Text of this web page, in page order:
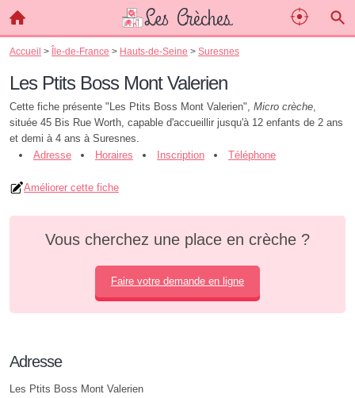
Accueil > Île-de-France > Hauts-de-Seine > Suresnes
Les Ptits Boss Mont Valerien
Cette fiche présente "Les Ptits Boss Mont Valerien", Micro crèche,
située 45 Bis Rue Worth, capable d'accueillir jusqu'à 12 enfants de 2 ans
et demi à 4 ans à Suresnes.
Adresse
Horaires Inscription Téléphone
Améliorer cette fiche
Vous cherchez une place en crèche ?
Faire votre demande en ligne
Adresse
Les Ptits Boss Mont Valerien